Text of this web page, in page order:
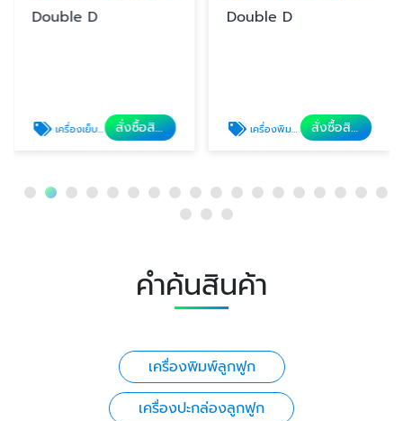
Double D
เครื่องเย็บกล่องลูกฟูกกึ่งอัตโนมัติ สั่งซื้อสินค้า
Double D
เครื่องพิมพ์ลูกฟูกอัตโนมัติ สั่งซื้อสินค้า
คำค้นสินค้า
เครื่องพิมพ์ลูกฟูก
เครื่องปะกล่องลูกฟูก